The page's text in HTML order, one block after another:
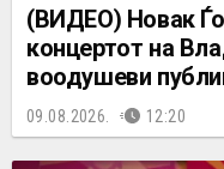
(ВИДЕО) Новак
концертот на
воодушеви
09.08.2026. 12:20